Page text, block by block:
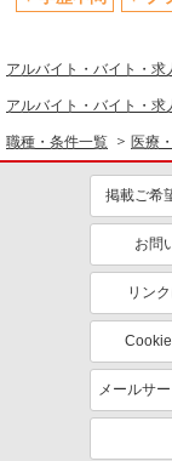
資格取得支援制度あ
同じ職種から求人
介護職・ヘルパー
同じ特徴から求人
未経験歓迎
産休・育休取得実績
アルバイト・バイト・求
アルバイト・バイト・求
職種・条件一覧 医療
掲載ご希
お問
リン
メールサ